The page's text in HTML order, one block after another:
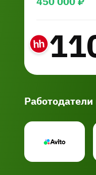
Работодатели